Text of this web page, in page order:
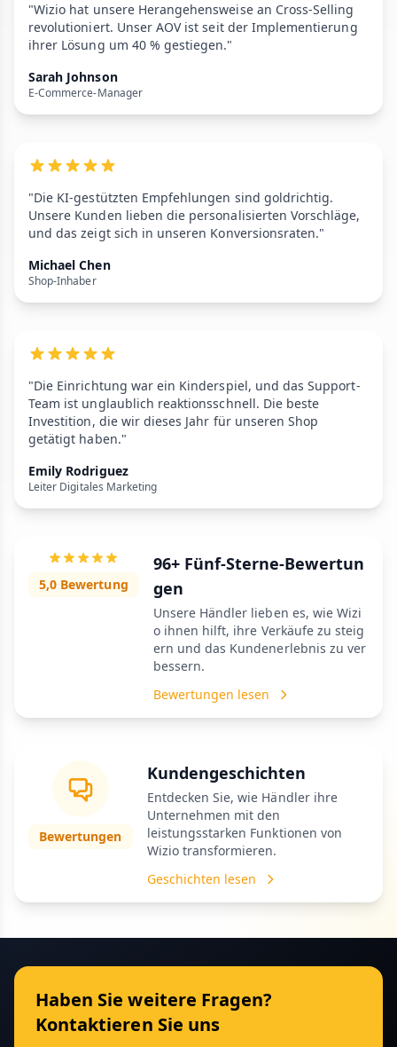
"Wizio hat unsere Herangehensweise an Cross-Selling
revolutioniert. Unser AOV ist seit der Implementierung
ihrer Lösung um 40 % gestiegen."
Sarah Johnson
E-Commerce-Manager
"Die KI-gestützten Empfehlungen sind goldrichtig.
Unsere Kunden lieben die personalisierten Vorschläge,
und das zeigt sich in unseren Konversionsraten."
Michael Chen
Shop-Inhaber
"Die Einrichtung war ein Kinderspiel, und das Support-
Team ist unglaublich reaktionsschnell. Die beste
Investition, die wir dieses Jahr für unseren Shop
getätigt haben."
Emily Rodriguez
Leiter Digitales Marketing
5,0 Bewertung
96+ Fünf-Sterne-Bewertun
gen
Unsere Händler lieben es, wie Wizi
o ihnen hilft, ihre Verkäufe zu steig
ern und das Kundenerlebnis zu ver
bessern.
Bewertungen lesen
Bewertungen
Kundengeschichten
Entdecken Sie, wie Händler ihre
Unternehmen mit den
leistungsstarken Funktionen von
Wizio transformieren.
Geschichten lesen
Haben Sie weitere Fragen?
Kontaktieren Sie uns